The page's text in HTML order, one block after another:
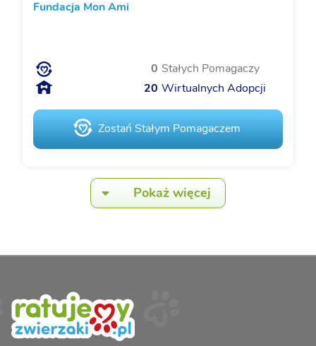
Fundacja Mon Ami
0 Stałych Pomagaczy
20 Wirtualnych Adopcji
Zostań Stałym Pomagaczem
Pokaż więcej